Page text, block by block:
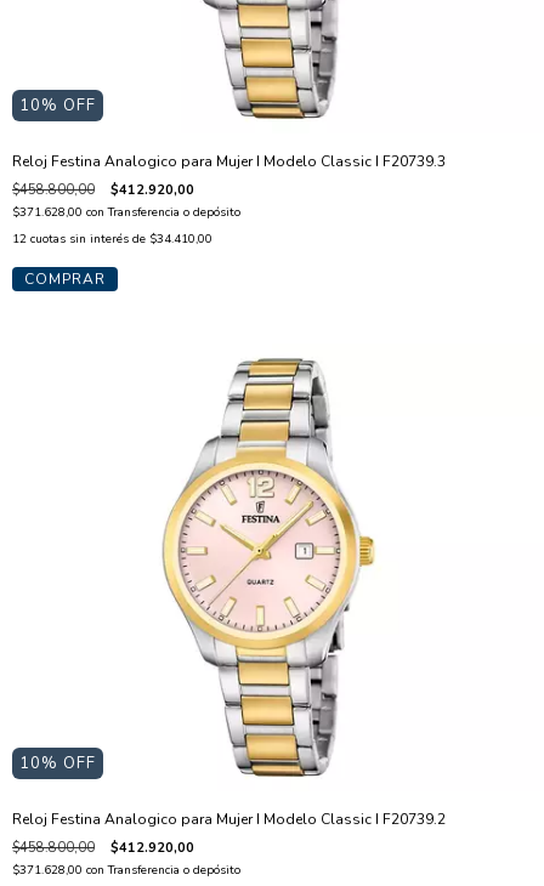
10% OFF
Reloj Festina Analogico para Mujer I Modelo Classic I F20739.3
$458.800,00 $412.920,00
$371.628,00 con Transferencia o depósito
12 cuotas sin interés de $34.410,00
10% OFF
Reloj Festina Analogico para Mujer I Modelo Classic I F20739.2
$458.800,00 $412.920,00
$371.628,00 con Transferencia o depósito